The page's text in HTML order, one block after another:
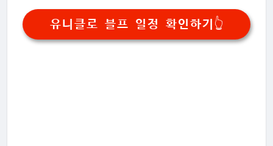
유니클로 블프 일정 확인하기👆